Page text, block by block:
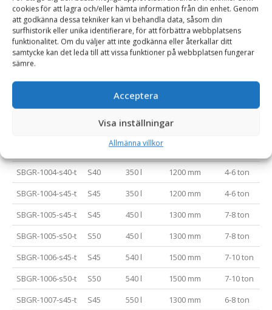
cookies för att lagra och/eller hämta information från din enhet. Genom
att godkänna dessa tekniker kan vi behandla data, såsom din
surfhistorik eller unika identifierare, för att förbättra webbplatsens
funktionalitet. Om du väljer att inte godkänna eller återkallar ditt
samtycke kan det leda till att vissa funktioner på webbplatsen fungerar
sämre.
Acceptera
Visa inställningar
Allmänna villkor
SBGR-1000-s30-
180-t
S30/180 65 l 800 mm 1-1.5 ton
SBGR-1001-s30-
150-t
S30/150 170 l 1000 mm 2-2.5 ton
SBGR-1001-s40-t S40 170 l 1000 mm
2-2.5 ton
S40 200 l 1200 mm
SBGR-1004-s40-t
S40 350 l 1200 mm
4-6 ton
SBGR-1004-s45-t
S45 350 l 1200 mm
4-6 ton
SBGR-1005-s45-t
S45 450 l 1300 mm
7-8 ton
SBGR-1005-s50-t
S50 450 l 1300 mm
7-8 ton
SBGR-1006-s45-t
S45 540 l 1500 mm
7-10 ton
SBGR-1006-s50-t
S50 540 l 1500 mm
7-10 ton
SBGR-1007-s45-t
S45 550 l 1300 mm
6-8 ton